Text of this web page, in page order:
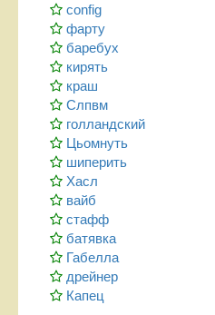
config
фарту
баребух
кирять
краш
Слпвм
голландский
Цьомнуть
шиперить
Хасл
вайб
стафф
батявка
Габелла
дрейнер
Капец